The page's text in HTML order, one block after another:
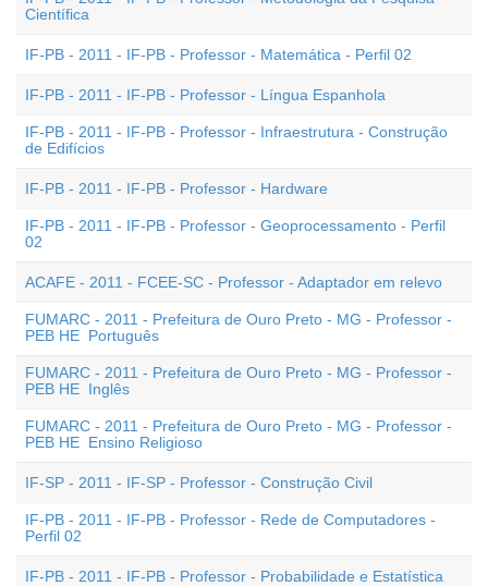
Científica
IF-PB - 2011 - IF-PB - Professor - Matemática - Perfil 02
IF-PB - 2011 - IF-PB - Professor - Língua Espanhola
IF-PB - 2011 - IF-PB - Professor - Infraestrutura - Construção
de Edifícios
IF-PB - 2011 - IF-PB - Professor - Hardware
IF-PB - 2011 - IF-PB - Professor - Geoprocessamento - Perfil
02
ACAFE - 2011 - FCEE-SC - Professor - Adaptador em relevo
FUMARC - 2011 - Prefeitura de Ouro Preto - MG - Professor -
PEB HE  Português
FUMARC - 2011 - Prefeitura de Ouro Preto - MG - Professor -
PEB HE  Inglês
FUMARC - 2011 - Prefeitura de Ouro Preto - MG - Professor -
PEB HE  Ensino Religioso
IF-SP - 2011 - IF-SP - Professor - Construção Civil
IF-PB - 2011 - IF-PB - Professor - Rede de Computadores -
Perfil 02
IF-PB - 2011 - IF-PB - Professor - Probabilidade e Estatística